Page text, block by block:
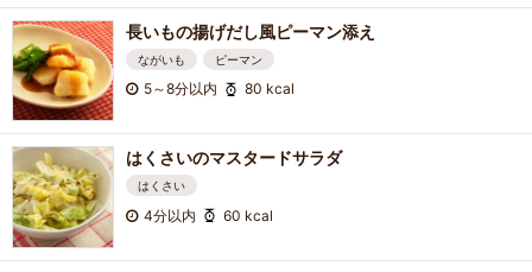
長いもの揚げだし風ピーマン添え
ながいも ピーマン
5～8分以内 80 kcal
はくさいのマスタードサラダ
はくさい
4分以内 60 kcal